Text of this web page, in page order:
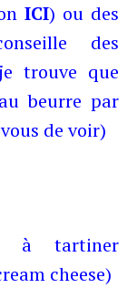
ICI) ou des
des
trouve que
beurre par
de voir)
à tartiner
cheese)